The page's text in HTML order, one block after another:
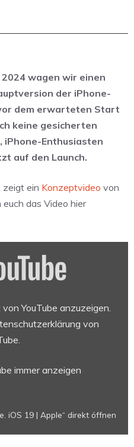
wagen wir einen
der iPhone-
dem erwarteten Start
keine gesicherten
iPhone-Enthusiasten
auf den Launch.
zeigt ein Konzeptvideo von
das Video hier
YouTube anzuzeigen.
von
immer anzeigen
iOS 19 | Apple“ direkt öffnen